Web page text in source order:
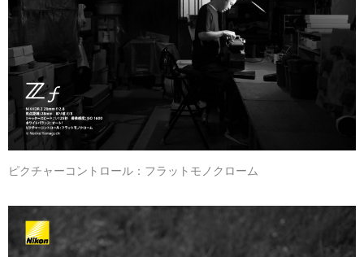
ピクチャーコントロール：フラットモノクローム